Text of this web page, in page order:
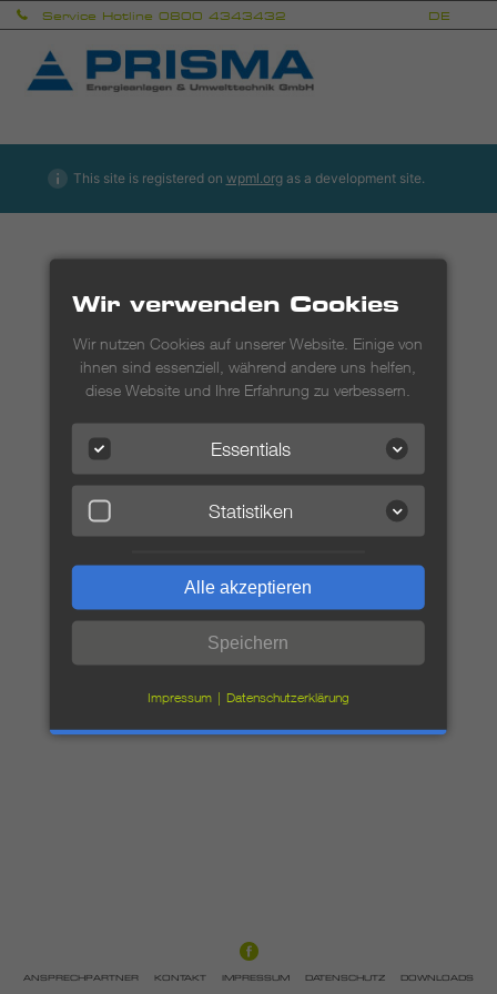
Skip
content
Service Hotline 0800 4343432 DE
ANSPRECHPARTNER KONTAKT IMPRESSUM DATENSCHUTZ DOWNLOADS
This site is registered on wpml.orgas a development site.
Wir verwenden Cookies
Wir nutzen Cookies auf unserer Website. Einige von
ihnen sind essenziell, während andere uns helfen,
diese Website und Ihre Erfahrung zu verbessern.
Essentials
Statistiken
Alle akzeptieren
Speichern
Impressum Datenschutzerklärung